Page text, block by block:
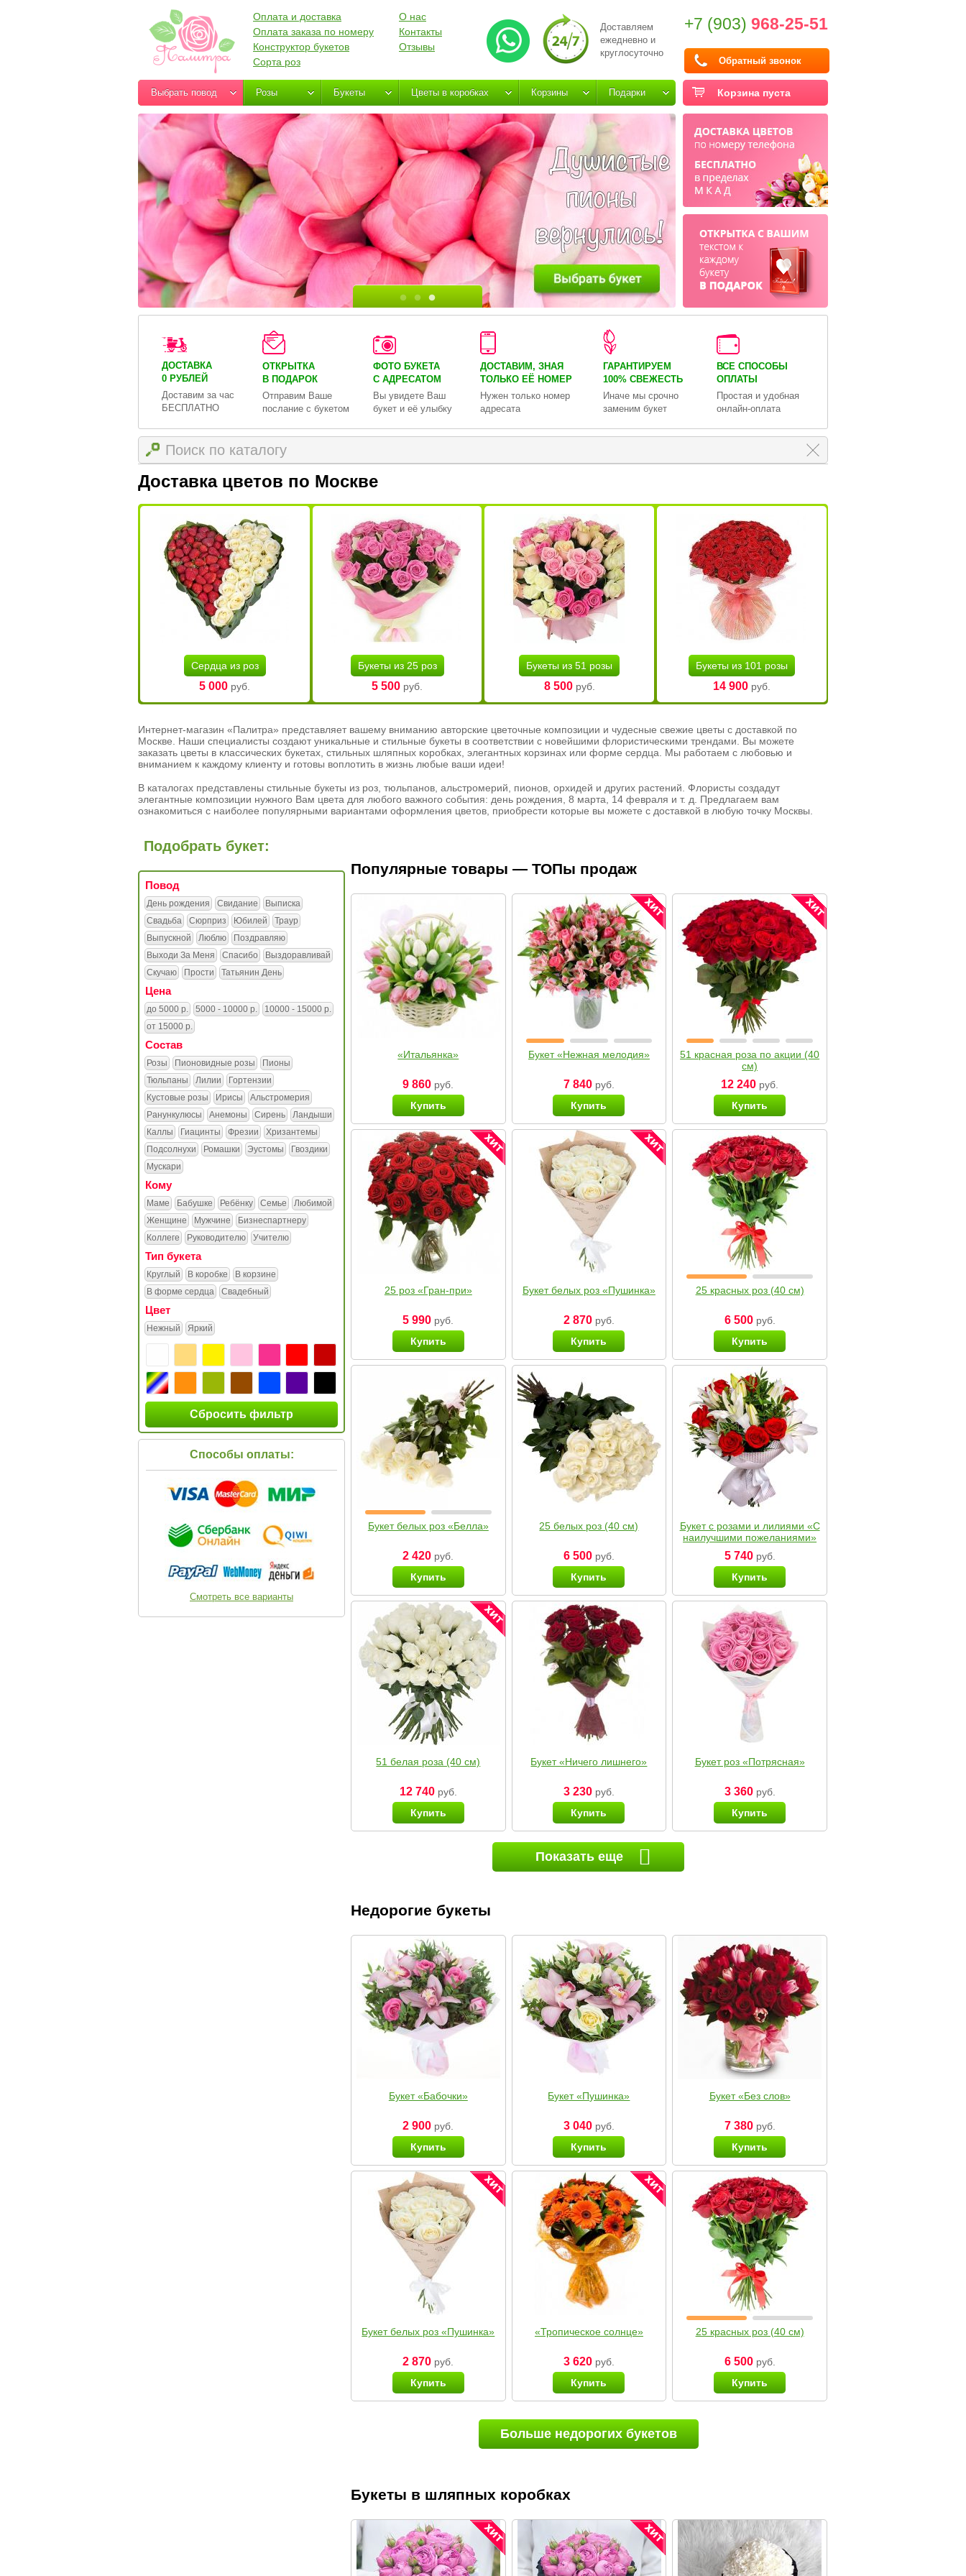
Доставляем
ежедневно и
круглосуточно
+7 (903) 968-25-51
Обратный звонок
Оплата и доставка
Оплата заказа по номеру
Конструктор букетов
Сорта роз
О нас
Контакты
Отзывы
Корзина пуста
Выбрать повод Розы Букеты Цветы в коробках Корзины Подарки
ДОСТАВКА
0 РУБЛЕЙ
Доставим за час
БЕСПЛАТНО
ОТКРЫТКА
В ПОДАРОК
Отправим Ваше
послание с букетом
ФОТО БУКЕТА
С АДРЕСАТОМ
Вы увидете Ваш
букет и её улыбку
ДОСТАВИМ, ЗНАЯ
ТОЛЬКО ЕЁ НОМЕР
Нужен только номер
адресата
ГАРАНТИРУЕМ
100% СВЕЖЕСТЬ
Иначе мы срочно
заменим букет
ВСЕ СПОСОБЫ
ОПЛАТЫ
Простая и удобная
онлайн-оплата
Доставка цветов по Москве
Сердца из роз
5 000 руб.
Букеты из 25 роз
5 500 руб.
Букеты из 51 розы
8 500руб.
Букеты из 101 розы
14 900руб.
Интернет-магазин «Палитра» представляет вашему вниманию авторские цветочные композиции и чудесные свежие цветы с доставкой по
Москве. Наши специалисты создают уникальные и стильные букеты в соответствии с новейшими флористическими трендами. Вы можете
заказать цветы в классических букетах, стильных шляпных коробках, элегантных корзинах или форме сердца. Мы работаем с любовью и
вниманием к каждому клиенту и готовы воплотить в жизнь любые ваши идеи!
В каталогах представлены стильные букеты из роз, тюльпанов, альстромерий, пионов, орхидей и других растений. Флористы создадут
элегантные композиции нужного Вам цвета для любого важного события: день рождения, 8 марта, 14 февраля и т. д. Предлагаем вам
ознакомиться с наиболее популярными вариантами оформления цветов, приобрести которые вы можете с доставкой в любую точку Москвы.
Подобрать букет:
Повод
День рождения Свидание
Выписка
Свадьба
Сюрприз Юбилей
Траур
Выпускной
Люблю
Поздравляю
Выходи За Меня
Спасибо
Выздоравливай
Скучаю
Прости Татьянин День
Цена
до 5000 р. 5000 - 10000 р.
10000 - 15000 р.
от 15000 р.
Состав
Розы Пионовидные розы
Пионы
Тюльпаны
Лилии
Гортензии
Кустовые розы
Ирисы
Альстромерия
Ранункулюсы
Анемоны Сирень
Ландыши
Каллы
Гиацинты Фрезии
Хризантемы
Подсолнухи
Ромашки Эустомы
Гвоздики
Мускари
Кому
Маме Бабушке Ребёнку Семье
Любимой
Женщине
Мужчине
Бизнеспартнеру
Коллеге
Руководителю Учителю
Тип букета
Круглый В коробке
В корзине
В форме сердца
Свадебный
Цвет
Нежный Яркий
Сбросить фильтр
Способы оплаты:
Смотреть все варианты
Популярные товары — ТОПы продаж
«Итальянка»
9 860 руб.
Купить
Букет «Нежная мелодия»
7 840руб.
Купить
51 красная роза по акции (40
см)
12 240 руб.
Купить
25 роз «Гран-при»
5 990 руб.
Купить
Букет белых роз «Пушинка»
2 870руб.
Купить
25 красных роз (40 см)
6 500руб.
Купить
Букет белых роз «Белла»
2 420 руб.
Купить
25 белых роз (40 см)
6 500руб.
Купить
Букет с розами и лилиями «С
наилучшими пожеланиями»
5 740руб.
Купить
51 белая роза (40 см)
12 740руб.
Купить
Букет «Ничего лишнего»
3 230руб.
Купить
Букет роз «Потрясная»
3 360руб.
Купить
Показать еще
Недорогие букеты
Букет «Бабочки»
2 900 руб.
Купить
Букет «Пушинка»
3 040руб.
Купить
Букет «Без слов»
7 380руб.
Купить
Букет белых роз «Пушинка»
2 870 руб.
Купить
«Тропическое солнце»
3 620руб.
Купить
25 красных роз (40 см)
6 500руб.
Купить
Больше недорогих букетов
Букеты в шляпных коробках